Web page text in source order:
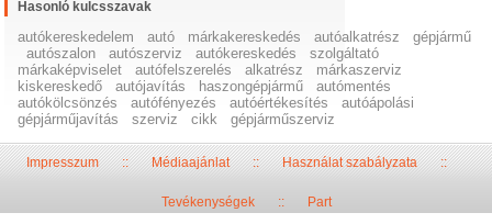
Hasonló kulcsszavak
autókereskedelem autó márkakereskedés autóalkatrész
gépjármű
autószalon
autószerviz autókereskedés
szolgáltató
márkaképviselet
autófelszerelés alkatrész
márkaszerviz
kiskereskedő
autójavítás haszongépjármű
autómentés
autókölcsönzés
autófényezés autóértékesítés
autóápolási
gépjárműjavítás
szerviz cikk gépjárműszerviz
Impresszum::Médiaajánlat::Használat szabályzata::
Tevékenységek:: Part